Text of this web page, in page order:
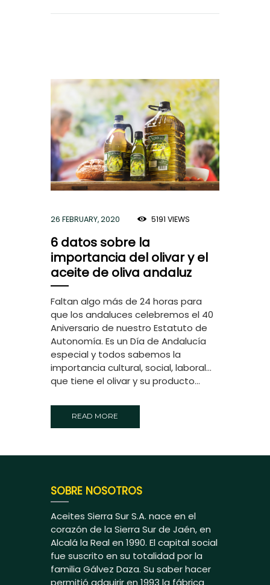
26 FEBRUARY, 2020 5191 VIEWS
6 datos sobre la
importancia del olivar y el
aceite de oliva andaluz
Faltan algo más de 24 horas para
que los andaluces celebremos el 40
Aniversario de nuestro Estatuto de
Autonomía. Es un Día de Andalucía
especial y todos sabemos la
importancia cultural, social, laboral…
que tiene el olivar y su producto...
READ MORE
SOBRE NOSOTROS
Aceites Sierra Sur S.A. nace en el
corazón de la Sierra Sur de Jaén, en
Alcalá la Real en 1990. El capital social
fue suscrito en su totalidad por la
familia Gálvez Daza. Su saber hacer
permitió adquirir en 1993 la fábrica